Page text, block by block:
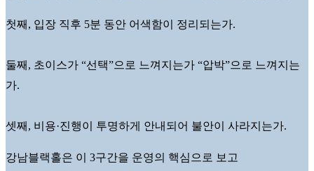
첫째, 입장 직후 5분 동안 어색함이 정리되는가.
둘째, 초이스가 “선택”으로 느껴지는가 “압박”으로 느껴지는
가.
셋째, 비용·진행이 투명하게 안내되어 불안이 사라지는가.
강남블랙홀은 이 3구간을 운영의 핵심으로 보고